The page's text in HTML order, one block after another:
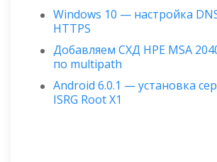
Windows 10 — настройка
HTTPS
Добавляем СХД HPE MSA
по multipath
Android 6.0.1 — установка
ISRG Root X1